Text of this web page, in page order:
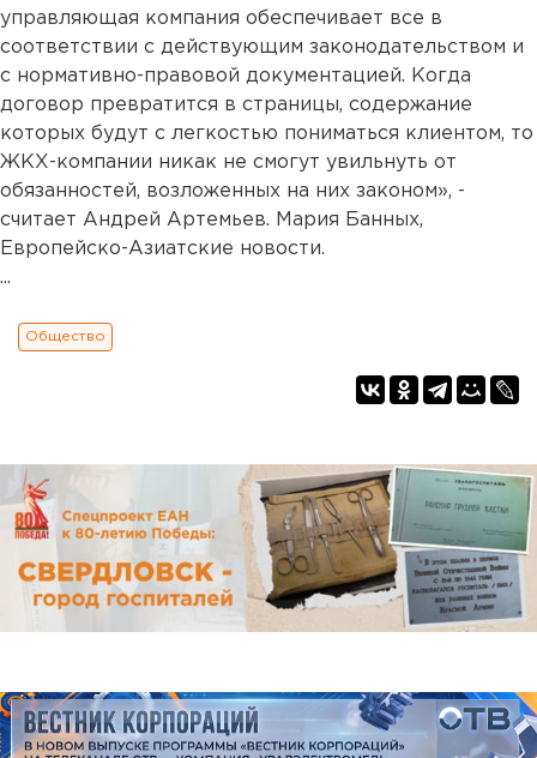
управляющая компания обеспечивает все в
соответствии с действующим законодательством и
с нормативно-правовой документацией. Когда
договор превратится в страницы, содержание
которых будут с легкостью пониматься клиентом, то
ЖКХ-компании никак не смогут увильнуть от
обязанностей, возложенных на них законом», -
считает Андрей Артемьев. Мария Банных,
Европейско-Азиатские новости.
...
Общество